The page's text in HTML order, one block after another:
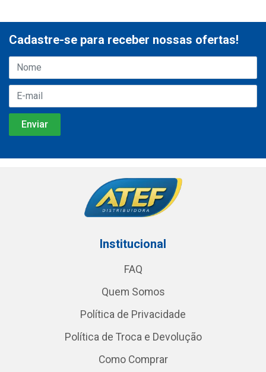
Cadastre-se para receber nossas ofertas!
Institucional
FAQ
Quem Somos
Política de Privacidade
Política de Troca e Devolução
Como Comprar